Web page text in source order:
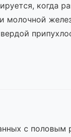
когда
молочной
с половым